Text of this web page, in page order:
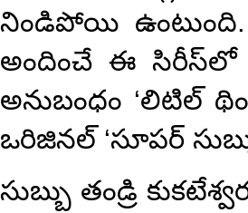
నిండిపోయి ఉంటుంది.
అందించే ఈ సిరీస్‌లో
అనుబంధం ‘లిటిల్
ఒరిజినల్ ‘సూపర్
సుబ్బు తండ్రి